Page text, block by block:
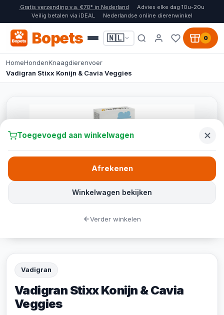
Gratis verzending v.a. €70* in Nederland
Advies elke dag 10u-20u
Veilig betalen via iDEAL
Nederlandse online dierenwinkel
Bopets 🇳🇱 0
HomeHondenKnaagdierenvoer
Vadigran Stixx Konijn & Cavia Veggies
Vadigran
Vadigran Stixx Konijn & Cavia
Veggies
Toegevoegd aan winkelwagen
Winkelwagen bekijken
Afrekenen
Verder winkelen